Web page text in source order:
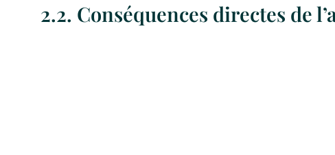
2.2. Conséquences directes de